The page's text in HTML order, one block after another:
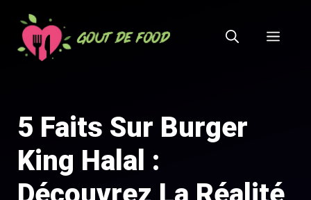
contenu
5 Faits Sur Burger
King Halal :